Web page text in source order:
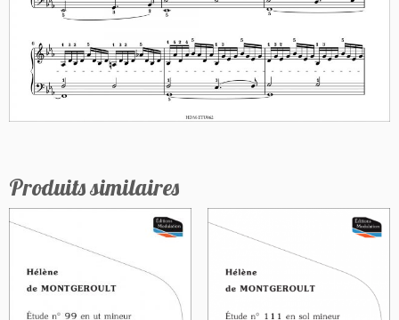
Produits similaires